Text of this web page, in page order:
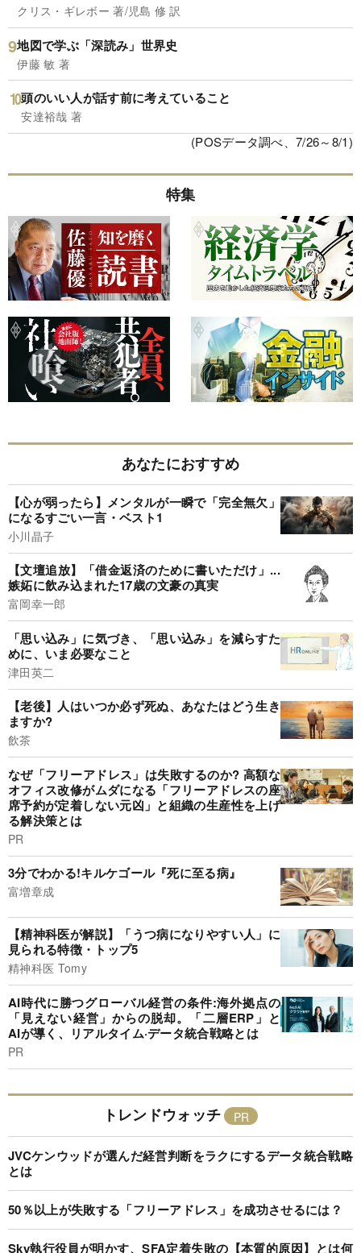
クリス・ギレボー 著/児島 修 訳
地図で学ぶ「深読み」世界史
伊藤 敏 著
頭のいい人が話す前に考えていること
安達裕哉 著
(POSデータ調べ、7/26～8/1)
特集
あなたにおすすめ
【心が弱ったら】メンタルが一瞬で「完全無欠」
になるすごい一言・ベスト1
小川晶子
【文壇追放】「借金返済のために書いただけ」...
嫉妬に飲み込まれた17歳の文豪の真実
富岡幸一郎
「思い込み」に気づき、「思い込み」を減らすた
めに、いま必要なこと
津田英二
【老後】人はいつか必ず死ぬ、あなたはどう生き
ますか?
飲茶
なぜ「フリーアドレス」は失敗するのか? 高額な
オフィス改修がムダになる「フリーアドレスの座
席予約が定着しない元凶」と組織の生産性を上げ
る解決策とは
PR
3分でわかる!キルケゴール『死に至る病』
富増章成
【精神科医が解説】「うつ病になりやすい人」に
見られる特徴・トップ5
精神科医 Tomy
AI時代に勝つグローバル経営の条件:海外拠点の
「見えない経営」からの脱却。「二層ERP」と
AIが導く、リアルタイム·データ統合戦略とは
PR
トレンドウォッチ
JVCケンウッドが選んだ経営判断をラクにするデータ統合戦略
とは
50％以上が失敗する「フリーアドレス」を成功させるには？
Sky執行役員が明かす、SFA定着失敗の【本質的原因】とは何